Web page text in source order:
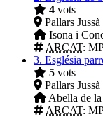
4 vots
Pallars Jussà
Isona i
ARCAT:
3. Església
5 vots
Pallars Jussà
Abella de
ARCAT: